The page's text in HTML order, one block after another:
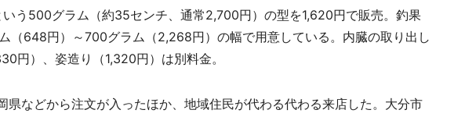
う500グラム（約35センチ、通常2,700円）の型を1,620円で販売。釣果
（648円）～700グラム（2,268円）の幅で用意している。内臓の取り出し
円）、姿造り（1,320円）は別料金。
などから注文が入ったほか、地域住民が代わる代わる来店した。大分市